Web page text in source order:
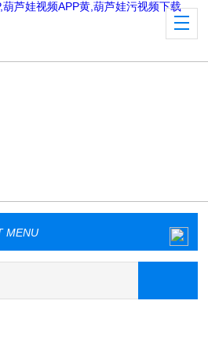
芦娃视频APP黄,葫芦娃污视频下载
MENU